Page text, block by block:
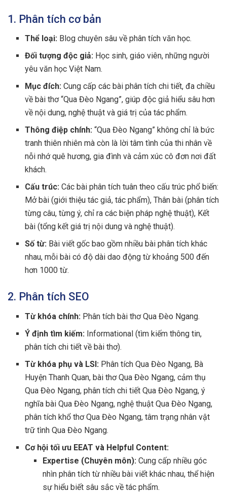
1. Phân tích cơ bản
Thể loại: Blog chuyên sâu về phân tích văn học.
Đối tượng độc giả: Học sinh, giáo viên, những người
yêu văn học Việt Nam.
Mục đích: Cung cấp các bài phân tích chi tiết, đa chiều
về bài thơ “Qua Đèo Ngang”, giúp độc giả hiểu sâu hơn
về nội dung, nghệ thuật và giá trị của tác phẩm.
Thông điệp chính: “Qua Đèo Ngang” không chỉ là bức
tranh thiên nhiên mà còn là lời tâm tình của thi nhân về
nỗi nhớ quê hương, gia đình và cảm xúc cô đơn nơi đất
khách.
Cấu trúc: Các bài phân tích tuân theo cấu trúc phổ biến:
Mở bài (giới thiệu tác giả, tác phẩm), Thân bài (phân tích
từng câu, từng ý, chỉ ra các biện pháp nghệ thuật), Kết
bài (tổng kết giá trị nội dung và nghệ thuật).
Số từ: Bài viết gốc bao gồm nhiều bài phân tích khác
nhau, mỗi bài có độ dài dao động từ khoảng 500 đến
hơn 1000 từ.
2. Phân tích SEO
Từ khóa chính: Phân tích bài thơ Qua Đèo Ngang.
Ý định tìm kiếm: Informational (tìm kiếm thông tin,
phân tích chi tiết về bài thơ).
Từ khóa phụ và LSI: Phân tích Qua Đèo Ngang, Bà
Huyện Thanh Quan, bài thơ Qua Đèo Ngang, cảm thụ
Qua Đèo Ngang, phân tích chi tiết Qua Đèo Ngang, ý
nghĩa bài Qua Đèo Ngang, nghệ thuật Qua Đèo Ngang,
phân tích khổ thơ Qua Đèo Ngang, tâm trạng nhân vật
trữ tình Qua Đèo Ngang.
Cơ hội tối ưu EEAT và Helpful Content:
Expertise (Chuyên môn):Cung cấp nhiều góc
nhìn phân tích từ nhiều bài viết khác nhau, thể hiện
sự hiểu biết sâu sắc về tác phẩm.